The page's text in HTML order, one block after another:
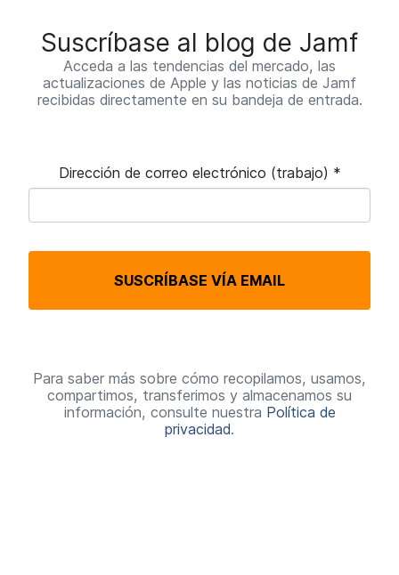
Suscríbase al blog de Jamf
Acceda a las tendencias del mercado, las
actualizaciones de Apple y las noticias de Jamf
recibidas directamente en su bandeja de entrada.
Dirección de correo electrónico (trabajo) *
t
o
SUSCRÍBASE VÍA EMAIL
Para saber más sobre cómo recopilamos, usamos,
compartimos, transferimos y almacenamos su
información, consulte nuestra Política de
privacidad.